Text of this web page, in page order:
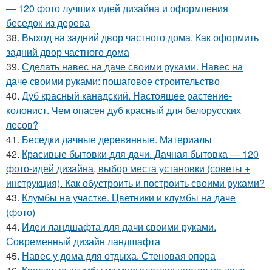
— 120 фото лучших идей дизайна и оформления
беседок из дерева
38. Выход на задний двор частного дома. Как оформить
задний двор частного дома
39. Сделать навес на даче своими руками. Навес на
даче своими руками: пошаговое строительство
40. Дуб красный канадский. Настоящее растение-
колонист. Чем опасен дуб красный для белорусских
лесов?
41. Беседки дачные деревянные. Материалы
42. Красивые бытовки для дачи. Дачная бытовка — 120
фото-идей дизайна, выбор места установки (советы +
инструкция). Как обустроить и построить своими руками?
43. Клумбы на участке. Цветники и клумбы на даче
(фото)
44. Идеи ландшафта для дачи своими руками.
Современный дизайн ландшафта
45. Навес у дома для отдыха. Стеновая опора